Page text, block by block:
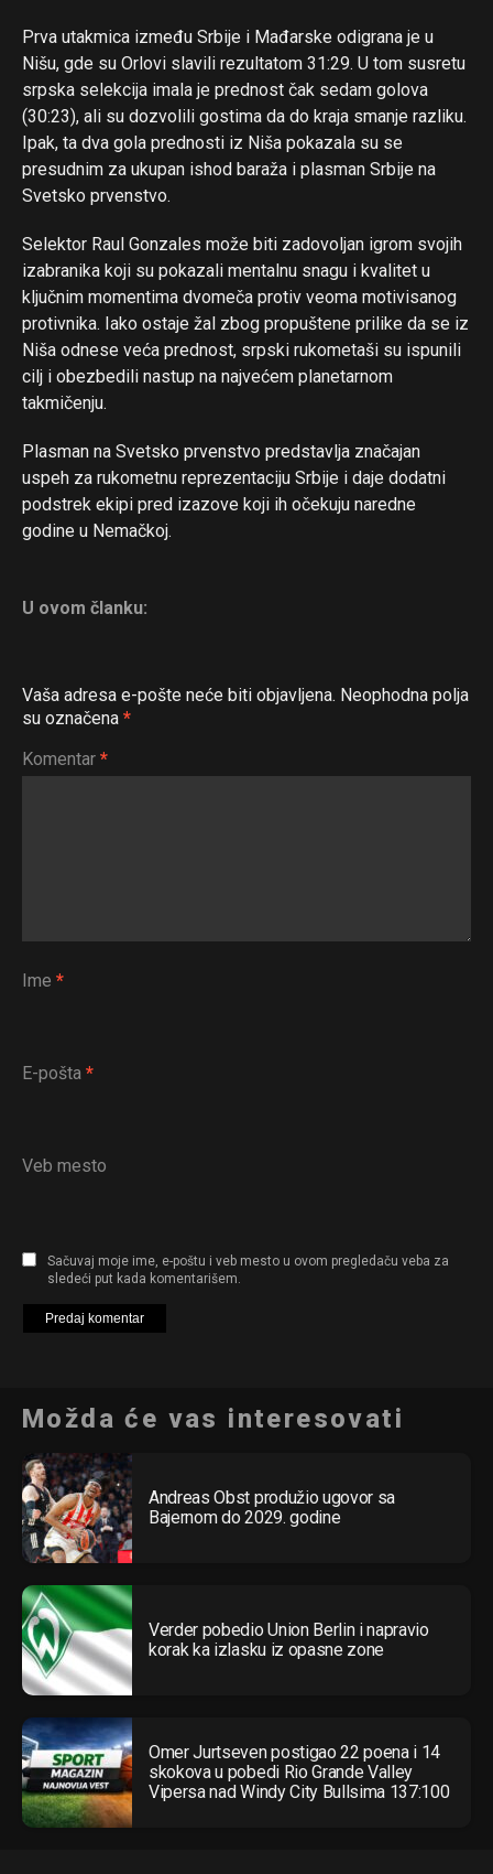
Prva utakmica između Srbije i Mađarske odigrana je u
Nišu, gde su Orlovi slavili rezultatom 31:29. U tom susretu
srpska selekcija imala je prednost čak sedam golova
(30:23), ali su dozvolili gostima da do kraja smanje razliku.
Ipak, ta dva gola prednosti iz Niša pokazala su se
presudnim za ukupan ishod baraža i plasman Srbije na
Svetsko prvenstvo.
Selektor Raul Gonzales može biti zadovoljan igrom svojih
izabranika koji su pokazali mentalnu snagu i kvalitet u
ključnim momentima dvomeča protiv veoma motivisanog
protivnika. Iako ostaje žal zbog propuštene prilike da se iz
Niša odnese veća prednost, srpski rukometaši su ispunili
cilj i obezbedili nastup na najvećem planetarnom
takmičenju.
Plasman na Svetsko prvenstvo predstavlja značajan
uspeh za rukometnu reprezentaciju Srbije i daje dodatni
podstrek ekipi pred izazove koji ih očekuju naredne
godine u Nemačkoj.
U ovom članku:
Vaša adresa e-pošte neće biti objavljena. Neophodna polja
su označena *
Komentar *
Ime *
E-pošta *
Veb mesto
Sačuvaj moje ime, e-poštu i veb mesto u ovom pregledaču veba za
sledeći put kada komentarišem.
Možda će vas interesovati
Andreas Obst produžio ugovor sa
Bajernom do 2029. godine
Verder pobedio Union Berlin i napravio
korak ka izlasku iz opasne zone
Omer Jurtseven postigao 22 poena i 14
skokova u pobedi Rio Grande Valley
Vipersa nad Windy City Bullsima 137:100
Pinterest